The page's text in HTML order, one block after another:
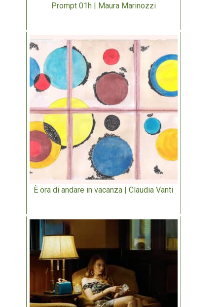
Prompt 01h | Maura Marinozzi
È ora di andare in vacanza | Claudia Vanti